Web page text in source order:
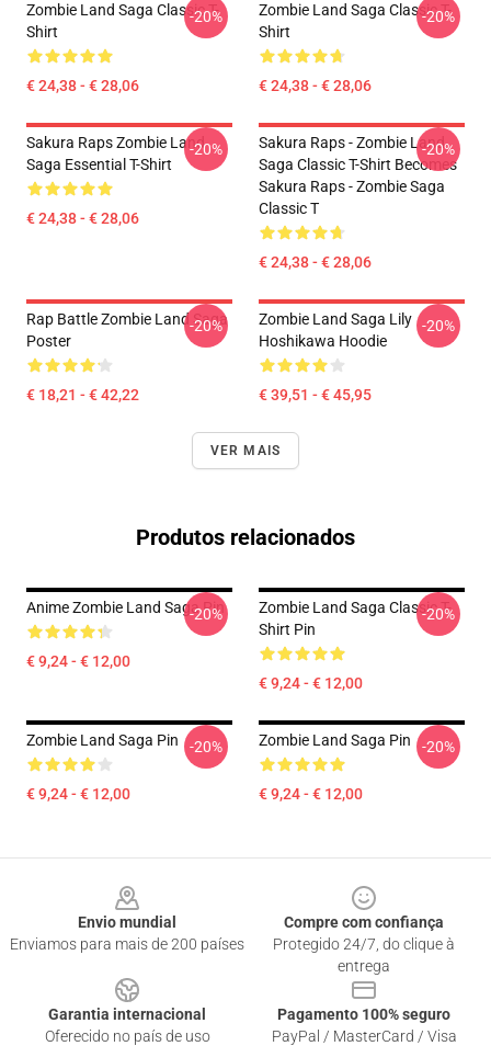
Zombie Land Saga Classic T-
Shirt
€ 24,38 - € 28,06
-20%
Zombie Land Saga Classic T-
Shirt
€ 24,38 - € 28,06
-20%
Sakura Raps Zombie Land
Saga Essential T-Shirt
€ 24,38 - € 28,06
-20%
Sakura Raps - Zombie Land
Saga Classic T-Shirt Becomes
Sakura Raps - Zombie Saga
Classic T
€ 24,38 - € 28,06
-20%
Rap Battle Zombie Land Saga
Poster
€ 18,21 - € 42,22
-20%
Zombie Land Saga Lily
Hoshikawa Hoodie
€ 39,51 - € 45,95
-20%
VER MAIS
Produtos relacionados
Anime Zombie Land Saga Pin
€ 9,24 - € 12,00
-20%
Zombie Land Saga Classic T-
Shirt Pin
€ 9,24 - € 12,00
-20%
Zombie Land Saga Pin
€ 9,24 - € 12,00
-20% Zombie Land Saga Pin
€ 9,24 - € 12,00
-20%
Envio mundial
Enviamos para mais de 200 países
Compre com confiança
Protegido 24/7, do clique à
entrega
Garantia internacional
Oferecido no país de uso
Pagamento 100% seguro
PayPal / MasterCard / Visa